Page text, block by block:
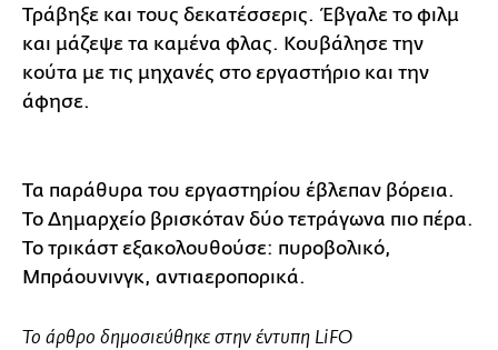
Τράβηξε και τους δεκατέσσερις. Έβγαλε το φιλμ
και μάζεψε τα καμένα φλας. Κουβάλησε την
κούτα με τις μηχανές στο εργαστήριο και την
άφησε.
Τα παράθυρα του εργαστηρίου έβλεπαν βόρεια.
Το Δημαρχείο βρισκόταν δύο τετράγωνα πιο πέρα.
Το τρικάστ εξακολουθούσε: πυροβολικό,
Μπράουνινγκ, αντιαεροπορικά.
Το άρθρο δημοσιεύθηκε στην έντυπη LiFO